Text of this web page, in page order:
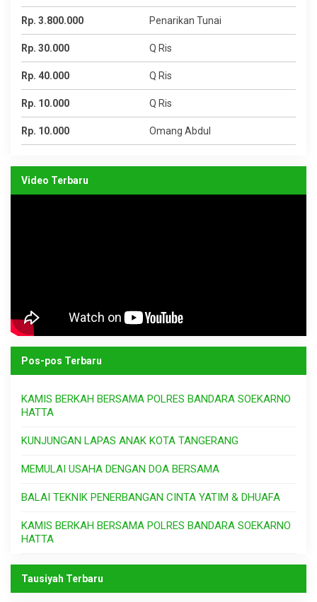
Rp. 3.800.000 Penarikan Tunai
Rp. 30.000 Q Ris
Rp. 40.000 Q Ris
Rp. 10.000 Q Ris
Rp. 10.000 Omang Abdul
Video Terbaru
Pos-pos Terbaru
KAMIS BERKAH BERSAMA POLRES BANDARA SOEKARNO
HATTA
KUNJUNGAN LAPAS ANAK KOTA TANGERANG
MEMULAI USAHA DENGAN DOA BERSAMA
BALAI TEKNIK PENERBANGAN CINTA YATIM & DHUAFA
KAMIS BERKAH BERSAMA POLRES BANDARA SOEKARNO
HATTA
Tausiyah Terbaru